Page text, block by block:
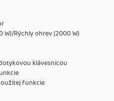
W)/Rýchly ohrev (2000 W)
klávesnicou
funkcie